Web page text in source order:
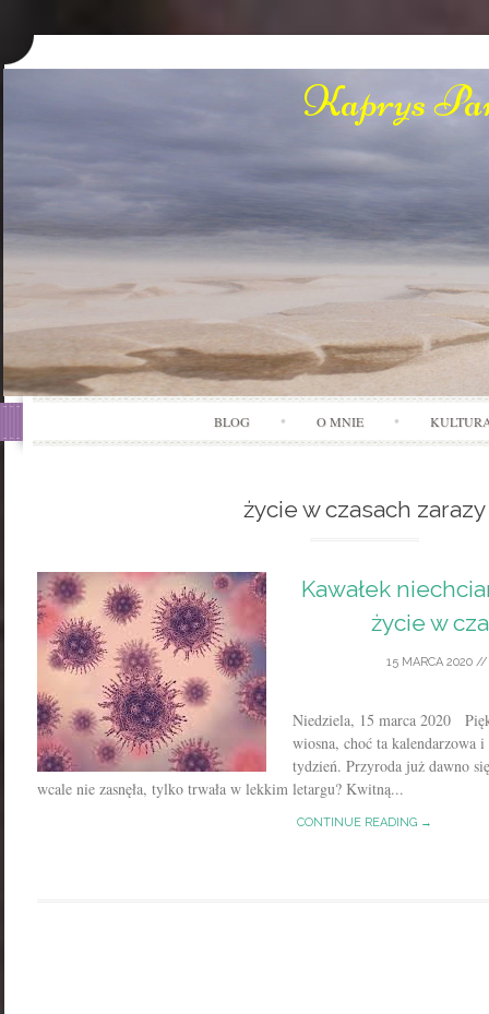
Kaprys
BLOG O MNIE
życie w czasach zarazy
Kawałek
życie w
15 MARCA 2020
Niedziela, 15 marca 2020
wiosna, choć ta kalendarzowa
tydzień. Przyroda już dawno
wcale nie zasnęła, tylko trwała w lekkim letargu? Kwitną...
CONTINUE READING →